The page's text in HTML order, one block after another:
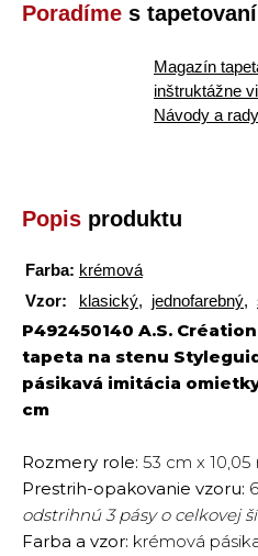
Poradíme s
Magazín
inštruktážne
Návody a rady
Popis produktu
Farba: krémová
Vzor:
klasický, jednofarebný,
P492450140 A.S.
tapeta na stenu
pásikavá imitácia
cm
Rozmery role: 53 cm x 10,05
Prestrih-opakovanie vzoru:
odstrihnú 3 pásy o celkovej
Farba a vzor: krémová